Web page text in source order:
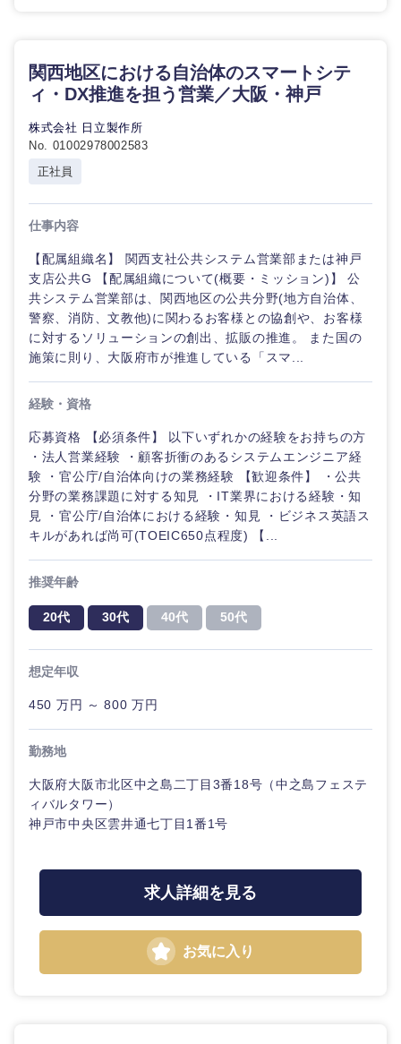
関西地区における自治体のスマートシテ
ィ・DX推進を担う営業／大阪・神戸
株式会社 日立製作所
No. 01002978002583
正社員
仕事内容
【配属組織名】 関西支社公共システム営業部または神戸
支店公共G 【配属組織について(概要・ミッション)】 公
共システム営業部は、関西地区の公共分野(地方自治体、
警察、消防、文教他)に関わるお客様との協創や、お客様
に対するソリューションの創出、拡販の推進。 また国の
施策に則り、大阪府市が推進している「スマ...
経験・資格
応募資格 【必須条件】 以下いずれかの経験をお持ちの方
・法人営業経験 ・顧客折衝のあるシステムエンジニア経
験 ・官公庁/自治体向けの業務経験 【歓迎条件】 ・公共
分野の業務課題に対する知見 ・IT業界における経験・知
見 ・官公庁/自治体における経験・知見 ・ビジネス英語ス
キルがあれば尚可(TOEIC650点程度) 【...
推奨年齢
20代 30代 40代 50代
想定年収
450 万円 ～ 800 万円
勤務地
大阪府大阪市北区中之島二丁目3番18号（中之島フェステ
ィバルタワー）
神戸市中央区雲井通七丁目1番1号
求人詳細を見る
お気に入り